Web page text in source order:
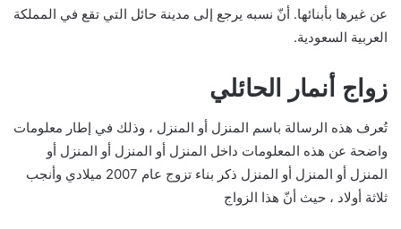
عن غيرها بأبنائها. أنّ نسبه يرجع إلى مدينة حائل التي تقع في المملكة
العربية السعودية.
زواج أنمار الحائلي
تُعرف هذه الرسالة باسم المنزل أو المنزل ، وذلك في إطار معلومات
واضحة عن هذه المعلومات داخل المنزل أو المنزل أو المنزل أو
المنزل أو المنزل أو المنزل ذكر بناء تزوج عام 2007 ميلادي وأنجب
ثلاثة أولاد ، حيث أنّ هذا الزواج